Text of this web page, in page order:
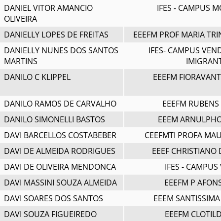
DANIEL VITOR AMANCIO
OLIVEIRA
IFES - CAMPUS
DANIELLY LOPES DE FREITAS
EEEFM PROF MARIA
DANIELLY NUNES DOS SANTOS
MARTINS
IFES- CAMPUS
DANILO C KLIPPEL
EEEFM
DANILO RAMOS DE CARVALHO
EEEFM
DANILO SIMONELLI BASTOS
EEEM
DAVI BARCELLOS COSTABEBER
CEEFMTI PROFA
DAVI DE ALMEIDA RODRIGUES
EEEF CHRISTIANO
DAVI DE OLIVEIRA MENDONCA
IFES - CAMPUS
DAVI MASSINI SOUZA ALMEIDA
EEEFM P
DAVI SOARES DOS SANTOS
EEEM
DAVI SOUZA FIGUEIREDO
EEEFM